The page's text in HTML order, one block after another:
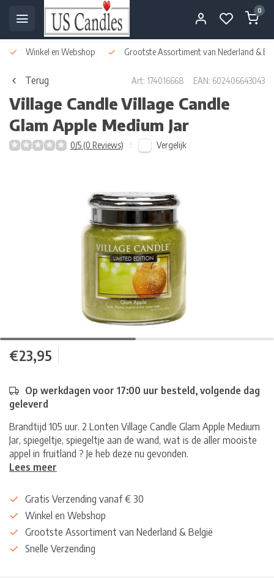
0
Winkel en Webshop Grootste Assortiment van Nederland &
Terug Art: 174016668 EAN: 602406643043
Village CandleVillage Candle
Glam Apple Medium Jar
0/5 (0 Reviews) Vergelijk
€23,95
Op werkdagen voor 17:00 uur besteld, volgende dag
geleverd
Brandtijd 105 uur. 2 Lonten Village Candle Glam Apple Medium
Jar, spiegeltje, spiegeltje aan de wand, wat is de aller mooiste
appel in fruitland ? Je heb deze nu gevonden.
Lees meer
Gratis Verzending vanaf € 30
Winkel en Webshop
Grootste Assortiment van Nederland & België
Snelle Verzending